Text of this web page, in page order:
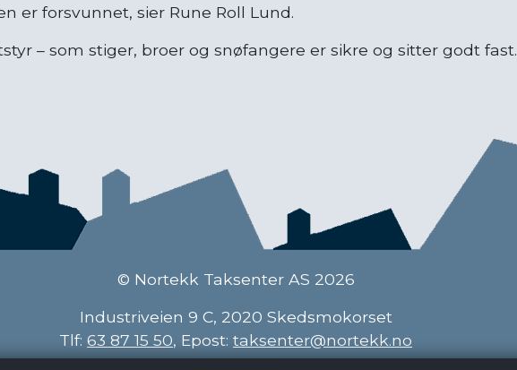
er forsvunnet, sier Rune Roll Lund.
– som stiger, broer og snøfangere er sikre og sitter godt fast.
© Nortekk Taksenter AS 2026
Industriveien 9 C, 2020 Skedsmokorset
Tlf: 63 87 15 50, Epost: taksenter@nortekk.no